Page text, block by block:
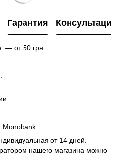
Гарантия Консультация
— от 50 грн.
Monobank
от 14 дней.
нашего магазина можно